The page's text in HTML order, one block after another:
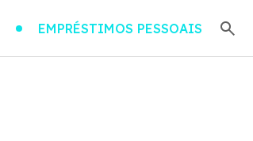
EMPRÉSTIMOS PESSOAIS